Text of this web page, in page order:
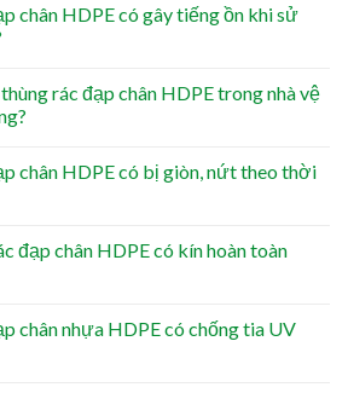
chân HDPE có gây tiếng ồn khi sử
rác đạp chân HDPE trong nhà vệ
chân HDPE có bị giòn, nứt theo thời
đạp chân HDPE có kín hoàn toàn
chân nhựa HDPE có chống tia UV